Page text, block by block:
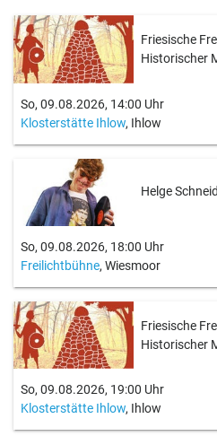
Friesische
Historischer
So, 09.08.2026, 14:00 Uhr
Klosterstätte Ihlow, Ihlow
Helge
So, 09.08.2026, 18:00 Uhr
Freilichtbühne, Wiesmoor
Friesische
Historischer
So, 09.08.2026, 19:00 Uhr
Klosterstätte Ihlow, Ihlow